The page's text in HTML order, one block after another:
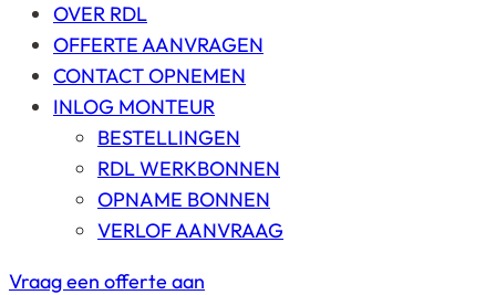
OVER RDL
OFFERTE AANVRAGEN
CONTACT OPNEMEN
INLOG MONTEUR
BESTELLINGEN
RDL WERKBONNEN
OPNAME BONNEN
VERLOF AANVRAAG
Vraag een offerte aan